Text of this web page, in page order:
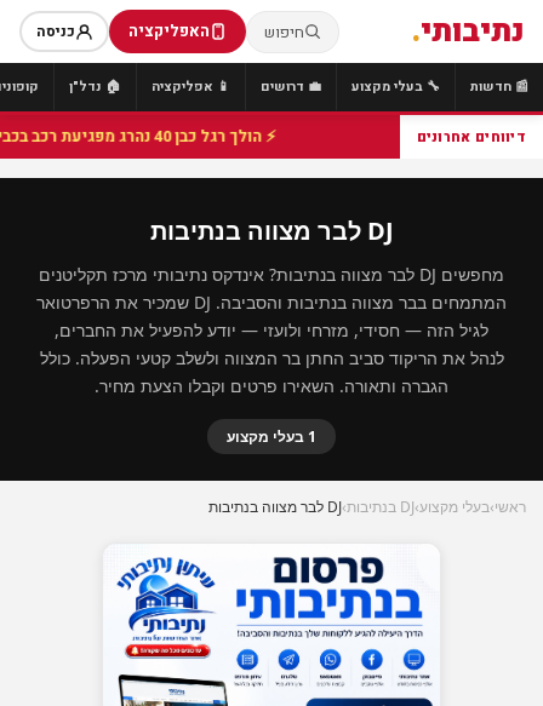
נתיבותי. חיפוש האפליקציה כניסה
📰 חדשות 🔧 בעלי מקצוע 💼 דרושים 📱 אפליקציה 🏠 נדל"ן
דיווחים אחרונים ⚡ הולך רגל כבן 40 נהרג מפגיעת רכב בכביש 25 סמוך לצומת הנשיא, מתנדבי זק"א פועלו בזירה
DJ לבר מצווה בנתיבות
מחפשים DJ לבר מצווה בנתיבות? אינדקס נתיבותי מרכז תקליטנים
המתמחים בבר מצווה בנתיבות והסביבה. DJ שמכיר את הרפרטואר
לגיל הזה — חסידי, מזרחי ולועזי — יודע להפעיל את החברים,
לנהל את הריקוד סביב החתן בר המצווה ולשלב קטעי הפעלה. כולל
הגברה ותאורה. השאירו פרטים וקבלו הצעת מחיר.
1 בעלי מקצוע
ראשי›בעלי מקצוע›DJ בנתיבות ›DJ לבר מצווה בנתיבות